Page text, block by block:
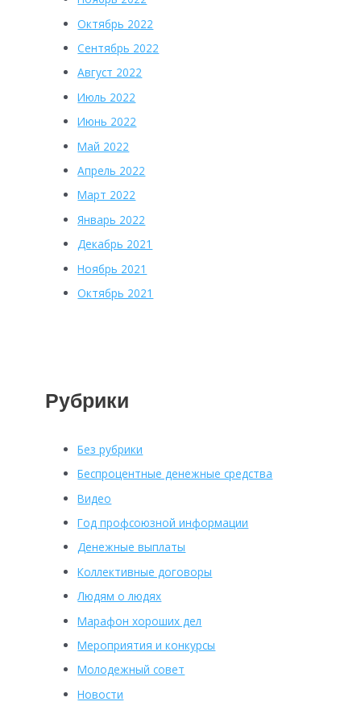
Октябрь 2022
Сентябрь 2022
Август 2022
Июль 2022
Июнь 2022
Май 2022
Апрель 2022
Март 2022
Январь 2022
Декабрь 2021
Ноябрь 2021
Октябрь 2021
Рубрики
Без рубрики
Беспроцентные денежные средства
Видео
Год профсоюзной информации
Денежные выплаты
Коллективные договоры
Людям о людях
Марафон хороших дел
Мероприятия и конкурсы
Молодежный совет
Новости